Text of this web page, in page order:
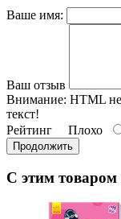
Ваше имя:
Ваш отзыв
Внимание: HTML
текст!
Рейтинг Плохо
Продолжить
С этим